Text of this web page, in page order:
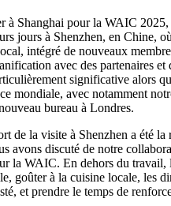
à Shanghai pour la WAIC
jours à Shenzhen, en Chine,
intégré de nouveaux
avec des partenaires et
significative alors
mondiale, avec notamment
bureau à Londres.
de la visite à Shenzhen a été la
avons discuté de notre
la WAIC. En dehors du travail,
goûter à la cuisine locale, les
et prendre le temps de